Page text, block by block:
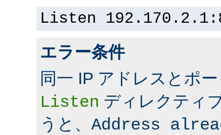
Listen
エラー条件
同一 IP アドレスとポ
Listen ディレクティ
うと、 Address